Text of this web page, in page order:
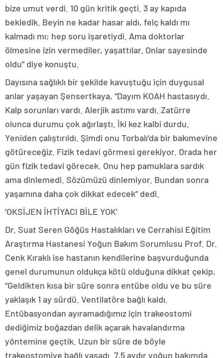
bize umut verdi. 10 gün kritik geçti. 3 ay kapıda
bekledik. Beyin ne kadar hasar aldı, felç kaldı mı
kalmadı mı; hep soru işaretiydi. Ama doktorlar
ölmesine izin vermediler, yaşattılar. Onlar sayesinde
oldu” diye konuştu.
Dayısına sağlıklı bir şekilde kavuştuğu için duygusal
anlar yaşayan Şensertkaya, “Dayım KOAH hastasıydı.
Kalp sorunları vardı. Alerjik astımı vardı. Zatürre
olunca durumu çok ağırlaştı. İki kez kalbi durdu.
Yeniden çalıştırıldı. Şimdi onu Torbalı’da bir bakımevine
götüreceğiz. Fizik tedavi görmesi gerekiyor. Orada her
gün fizik tedavi görecek. Onu hep pamuklara sardık
ama dinlemedi. Sözümüzü dinlemiyor. Bundan sonra
yaşamına daha çok dikkat edecek” dedi.
‘OKSİJEN İHTİYACI BİLE YOK’
Dr. Suat Seren Göğüs Hastalıkları ve Cerrahisi Eğitim
Araştırma Hastanesi Yoğun Bakım Sorumlusu Prof. Dr.
Cenk Kıraklı ise hastanın kendilerine başvurduğunda
genel durumunun oldukça kötü olduğuna dikkat çekip,
“Geldikten kısa bir süre sonra entübe oldu ve bu süre
yaklaşık 1 ay sürdü. Ventilatöre bağlı kaldı.
Entübasyondan ayıramadığımız için trakeostomi
dediğimiz boğazdan delik açarak havalandırma
yöntemine geçtik. Uzun bir süre de böyle
trakeostomiye bağlı yaşadı. 7,5 aydır yoğun bakımda